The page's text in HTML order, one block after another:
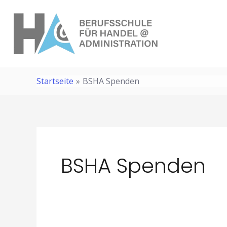
Startseite BSHA Spenden
BSHA Spenden